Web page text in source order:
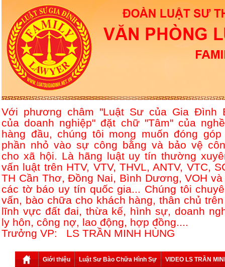
Với phương châm "Luật Sư của Gia Đình
của doanh nghiệp" đặt chữ "Tâm" của
hàng đầu, chúng tôi mong muốn đóng góp
phần nhỏ vào sự công bằng và bảo vệ
cho xã hội. Là hãng luật uy tín thường
vấn luật trên HTV, VTV, THVL, ANTV, VTC,
TH Cần Thơ, Đồng Nai, Bình Dương, VOH và
các tờ báo uy tín quốc gia... Chúng tôi
vấn, bào chữa cho khách hàng, thân chủ
lĩnh vực đất đai, thừa kế, hình sự, doanh
ly hôn, công nợ, lao động, hợp đồng....
Trưởng VP: LS TRẦN MINH HÙNG
Giới thiệu Luật Sư Bào Chữa Hình Sự VIDEO LS TRẦN